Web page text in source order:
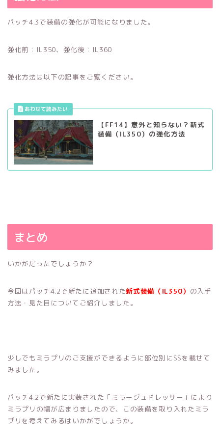
パッチ4.3で装備の強化が可能になりました。
強化前：IL350、強化後：IL360
強化方法は以下の記事をご覧ください。
【FF14】意外と知らない？新式
装備（IL350）の強化方法
まとめ
いかがだったでしょうか？
今回はパッチ4.2で新たに追加された新式装備（IL350） の入手
方法・見た目についてご紹介しました。
少しでもミラプリのご支援ができるように部位別にSSを載せて
みました。
パッチ4.2で新たに実装された「ミラージュドレッサー」により
ミラプリの幅が広まりましたので、この装備を取り入れたミラ
プリを考えてみるはいかがでしょうか。